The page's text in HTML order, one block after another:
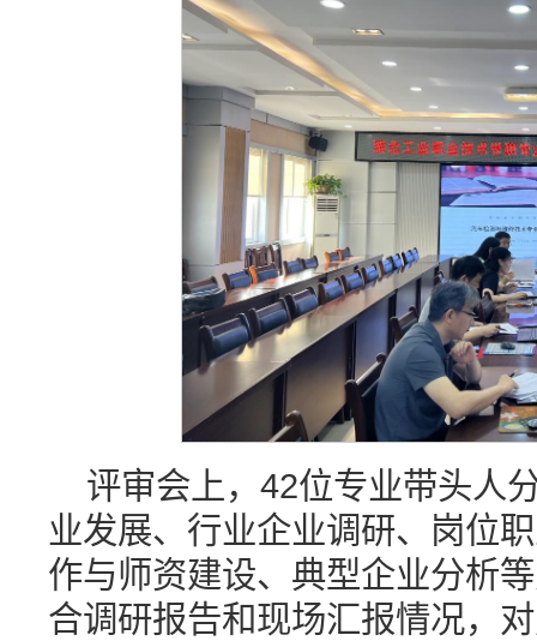
评审会上，42位专业带头人
业发展、行业企业调研、岗位
作与师资建设、典型企业分析
合调研报告和现场汇报情况，